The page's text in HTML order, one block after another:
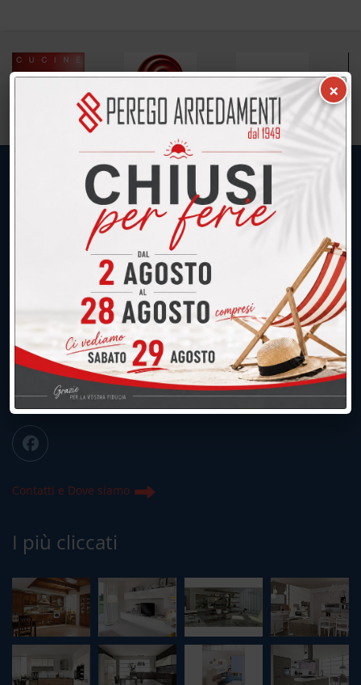
UNICA SEDE: CALCO (Lecco)
039.677.2778
039.677.2778
info@peregoarredamenti.it
ORARI: 09.00/12.00 - 15.00/19.15
Chiuso domenica e lunedì mattina
Contatti e Dove siamo
I più cliccati
×